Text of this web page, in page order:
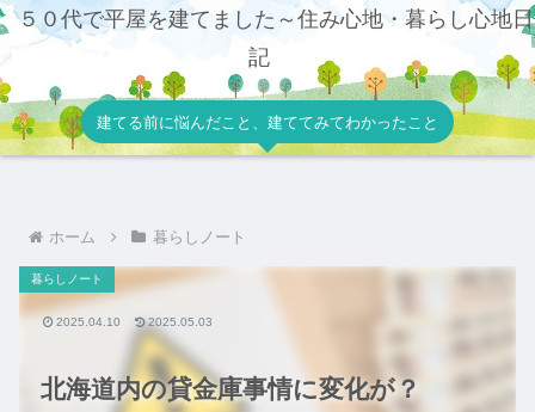
５０代で平屋を建てました～住み心地・暮らし心地日
記
建てる前に悩んだこと、建ててみてわかったこと
ホーム 暮らしノート
北海道内の貸金庫事情に変化が？
暮らしノート
2025.04.10 2025.05.03